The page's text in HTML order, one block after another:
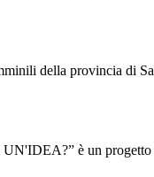
della provincia di
UN'IDEA?” è un